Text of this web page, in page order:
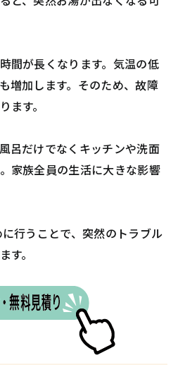
間が長くなります。気温の低
増加します。そのため、故障
ます。
呂だけでなくキッチンや洗面
家族全員の生活に大きな影響
行うことで、突然のトラブル
す。